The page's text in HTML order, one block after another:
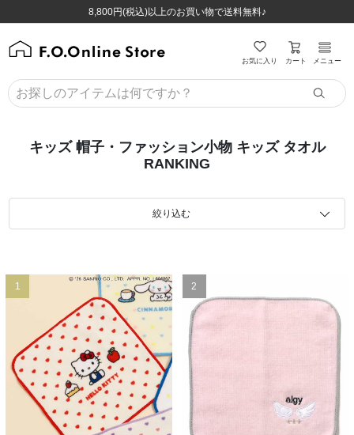
8,800円(税込)以上のお買い物で送料無料♪
ほぼ全品半額！！8/12(水)お昼12:59まで！！
8,800円(税込)以上のお買い物で送料無料♪
ほぼ全品半額！！8/12(水)お昼12:59まで！！
お気に入り カート メニュー
キッズ 帽子・ファッション小物 キッズ タオル
RANKING
絞り込む
1 2